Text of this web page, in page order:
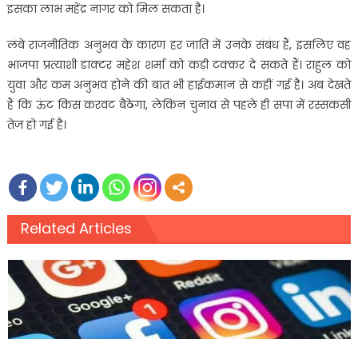
इसका लाभ महेंद्र नागर को मिल सकता है।
लंबे राजनीतिक अनुभव के कारण हर जाति में उनके संबंध हैं, इसलिए वह
भाजपा प्रत्याशी डाक्टर महेश शर्मा को कड़ी टक्कर दे सकते हैं। राहुल को
युवा और कम अनुभव होने की बात भी हाईकमान से कहीं गई है। अब देखते
हैं कि ऊंट किस करवट बैठेगा, लेकिन चुनाव से पहले ही सपा में रस्सकसी
तेज हो गई है।
Related Articles